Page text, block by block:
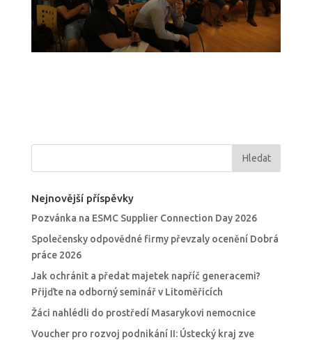
Nejnovější příspěvky
Pozvánka na ESMC Supplier Connection Day 2026
Společensky odpovědné firmy převzaly ocenění Dobrá
práce 2026
Jak ochránit a předat majetek napříč generacemi?
Přijďte na odborný seminář v Litoměřicích
Žáci nahlédli do prostředí Masarykovi nemocnice
Voucher pro rozvoj podnikání II: Ústecký kraj zve